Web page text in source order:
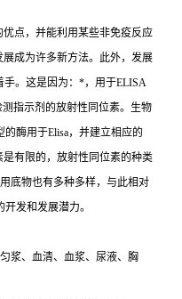
点，并能利用某些非免疫反应
成为许多新方法。此外，发展
。这是因为： *，用于ELISA
测指示剂的放射性同位素。生物
的酶用于Elisa，并建立相应的
有限的，放射性同位素的种类
底物也有多种多样，与此相对
发和发展潜力。
浆、血清、血浆、尿液、胸